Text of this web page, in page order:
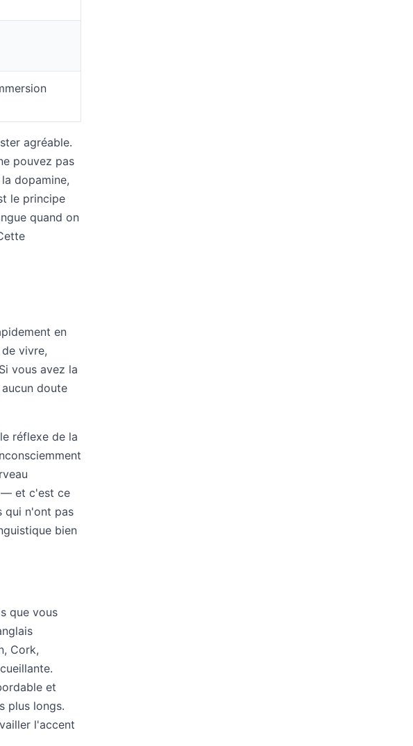
agréable.
pouvez pas
dopamine,
le principe
quand on
en
vivre,
vous avez la
doute
réflexe de la
— et c'est ce
qui n'ont pas
bien
que vous
Cork,
et
plus longs.
l'accent